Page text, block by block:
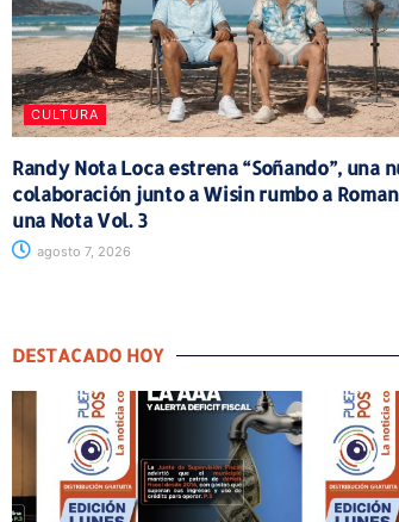
CULTURA
Randy Nota Loca estrena “Soñando”, una
colaboración junto a Wisin rumbo a
una Nota Vol. 3
agosto 7, 2026
DESTACADO HOY